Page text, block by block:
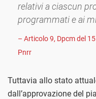
relativi a ciascun
programmati e ai
– Articolo 9, Dpcm del
Pnrr
Tuttavia allo stato
dall’approvazione del